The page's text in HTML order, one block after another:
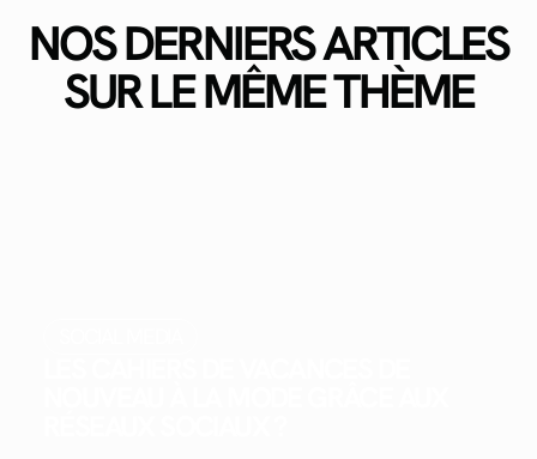
NOS DERNIERS ARTICLES
SUR LE MÊME THÈME